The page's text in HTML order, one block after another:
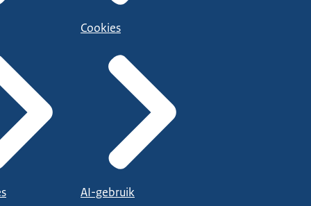
Cookies
AI-gebruik